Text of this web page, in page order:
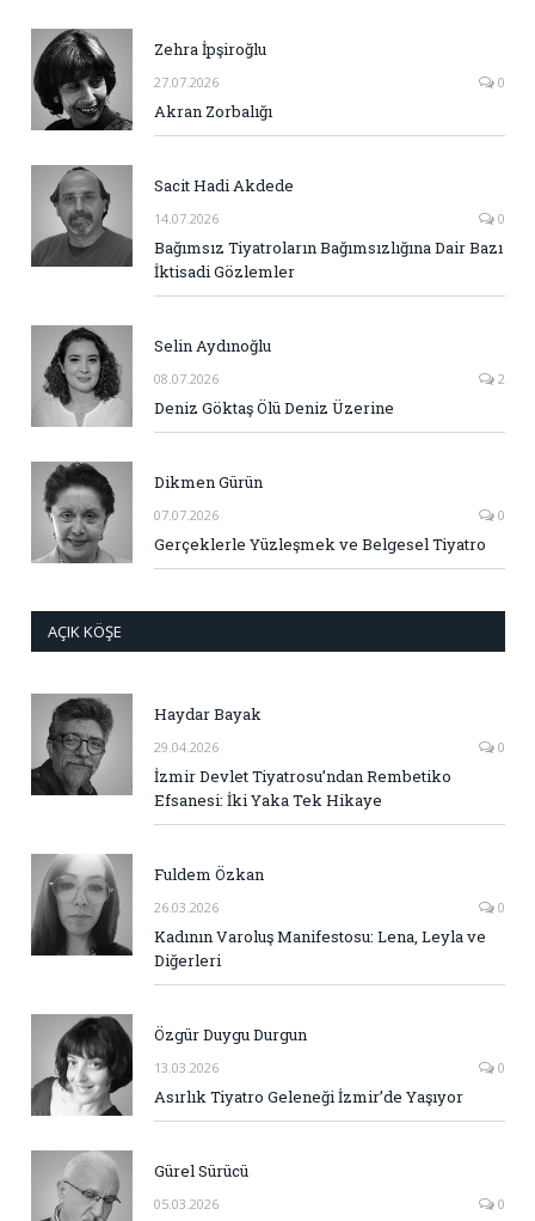
Zehra İpşiroğlu
27.07.2026 0
Akran Zorbalığı
Sacit Hadi Akdede
14.07.2026 0
Bağımsız Tiyatroların Bağımsızlığına Dair Bazı
İktisadi Gözlemler
Selin Aydınoğlu
08.07.2026 2
Deniz Göktaş Ölü Deniz Üzerine
Dikmen Gürün
07.07.2026 0
Gerçeklerle Yüzleşmek ve Belgesel Tiyatro
AÇIK KÖŞE
Haydar Bayak
29.04.2026 0
İzmir Devlet Tiyatrosu’ndan Rembetiko
Efsanesi: İki Yaka Tek Hikaye
Fuldem Özkan
26.03.2026 0
Kadının Varoluş Manifestosu: Lena, Leyla ve
Diğerleri
Özgür Duygu Durgun
13.03.2026 0
Asırlık Tiyatro Geleneği İzmir’de Yaşıyor
Gürel Sürücü
05.03.2026 0